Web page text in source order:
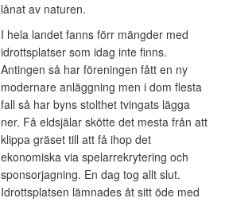
lånat av naturen.
I hela landet fanns förr mängder med
idrottsplatser som idag inte finns.
Antingen så har föreningen fått en ny
modernare anläggning men i dom flesta
fall så har byns stolthet tvingats lägga
ner. Få eldsjälar skötte det mesta från att
klippa gräset till att få ihop det
ekonomiska via spelarrekrytering och
sponsorjagning. En dag tog allt slut.
Idrottsplatsen lämnades åt sitt öde med